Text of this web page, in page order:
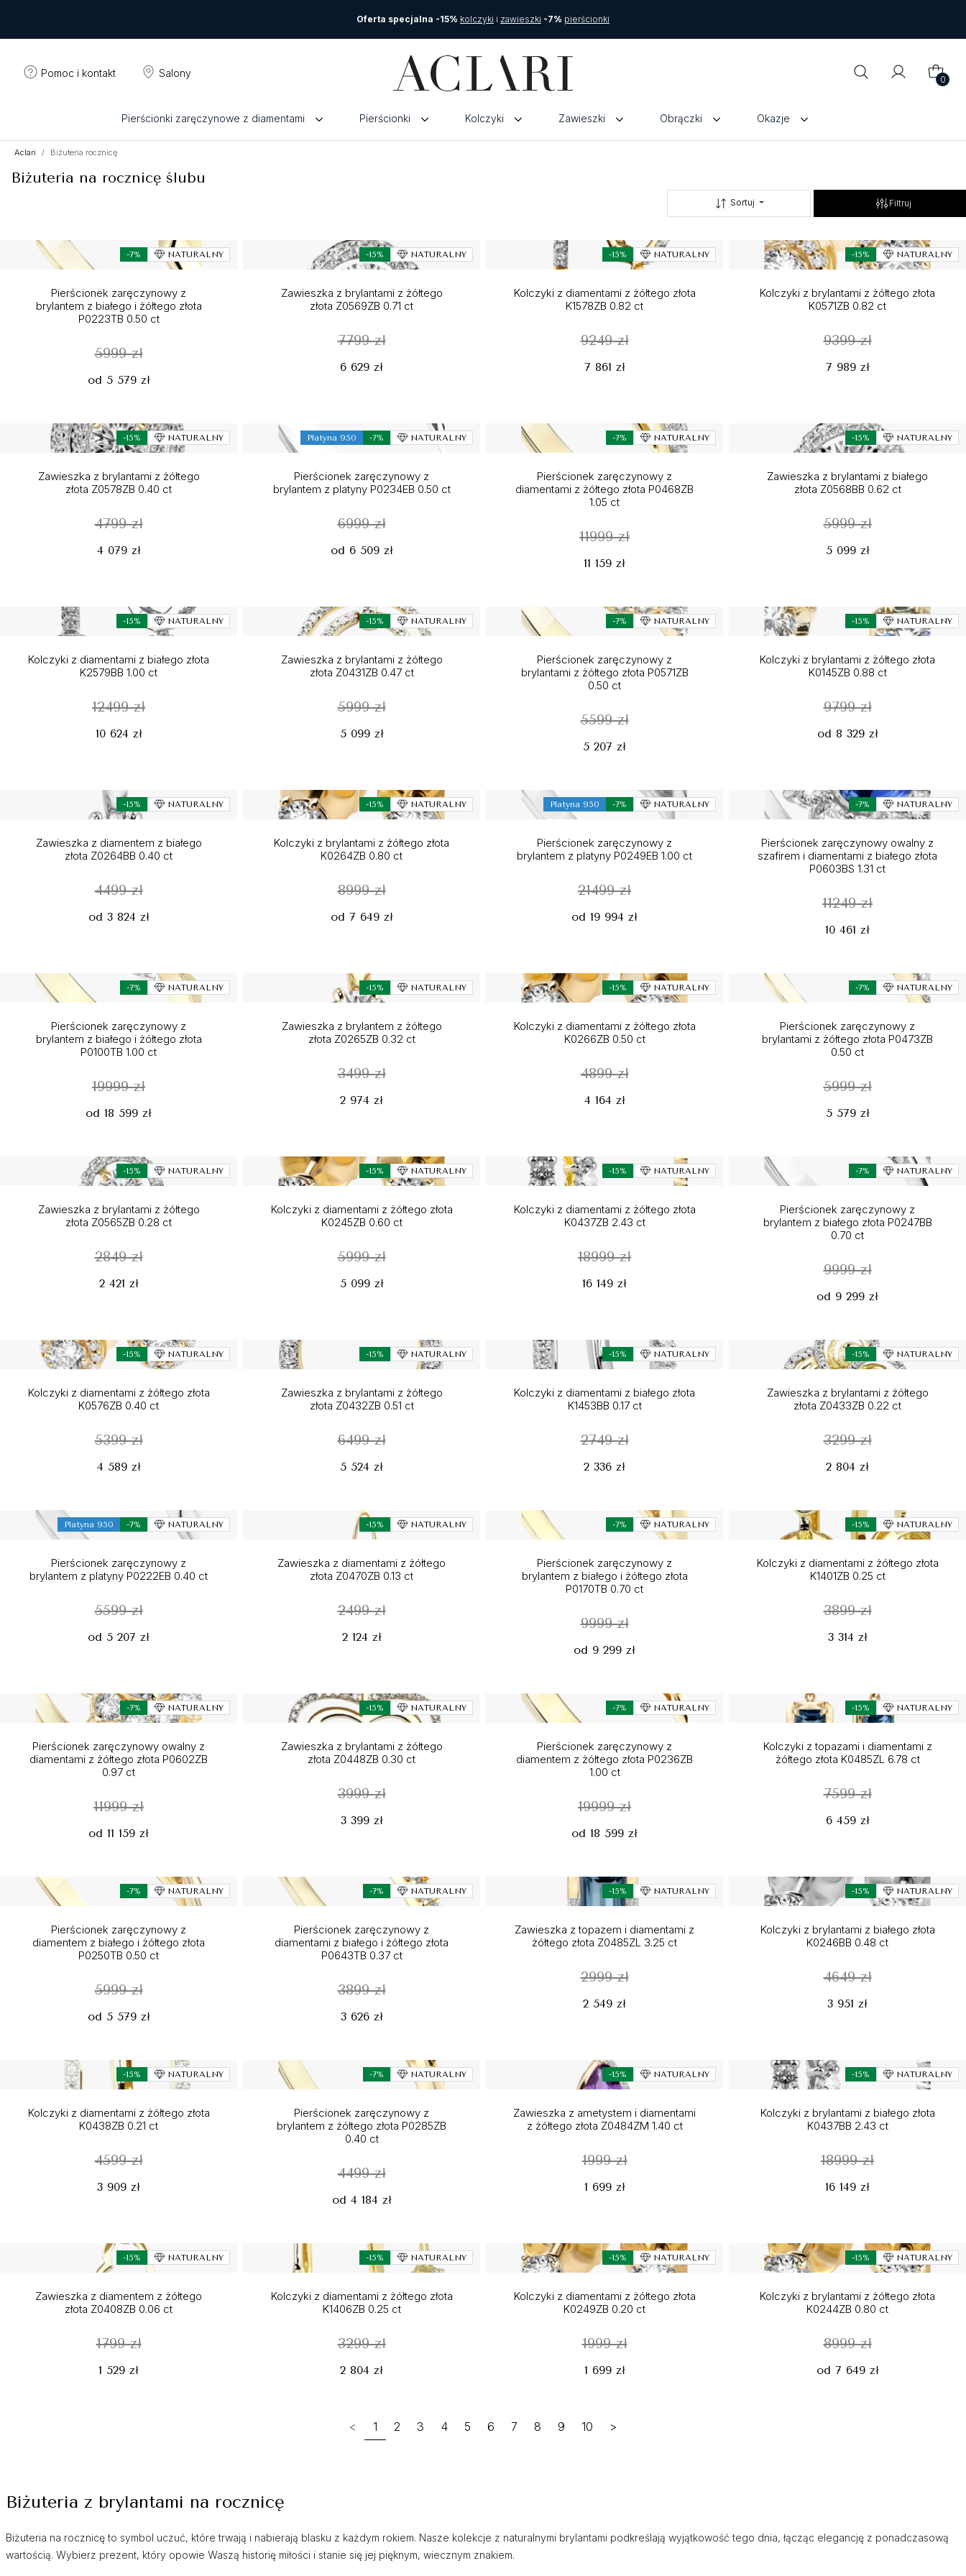
Oferta specjalna -15% kolczyki i zawieszki -7% pierścionki
Pomoc i kontakt Salony
0
Pierścionki zaręczynowe z diamentami Pierścionki Kolczyki Zawieszki Obrączki Okazje
Aclari Biżuteria rocznicę
Biżuteria na rocznicę ślubu
Sortuj Filtruj
-7% NATURALNY
Pierścionek zaręczynowy z
brylantem z białego i żółtego złota
P0223TB 0.50 ct
5999 zł
od 5 579 zł
-15% NATURALNY
Zawieszka z brylantami z żółtego
złota Z0569ZB 0.71 ct
7799 zł
6 629 zł
-15% NATURALNY
Kolczyki z diamentami z żółtego złota
K1578ZB 0.82 ct
9249 zł
7 861 zł
-15% NATURALNY
Kolczyki z brylantami z żółtego złota
K0571ZB 0.82 ct
9399 zł
7 989 zł
-15% NATURALNY
Zawieszka z brylantami z żółtego
złota Z0578ZB 0.40 ct
4799 zł
4 079 zł
Platyna 950 -7% NATURALNY
Pierścionek zaręczynowy z
brylantem z platyny P0234EB 0.50 ct
6999 zł
od 6 509 zł
-7% NATURALNY
Pierścionek zaręczynowy z
diamentami z żółtego złota P0468ZB
1.05 ct
11999 zł
11 159 zł
-15% NATURALNY
Zawieszka z brylantami z białego
złota Z0568BB 0.62 ct
5999 zł
5 099 zł
-15% NATURALNY
Kolczyki z diamentami z białego złota
K2579BB 1.00 ct
12499 zł
10 624 zł
-15% NATURALNY
Zawieszka z brylantami z żółtego
złota Z0431ZB 0.47 ct
5999 zł
5 099 zł
-7% NATURALNY
Pierścionek zaręczynowy z
brylantami z żółtego złota P0571ZB
0.50 ct
5599 zł
5 207 zł
-15% NATURALNY
Kolczyki z brylantami z żółtego złota
K0145ZB 0.88 ct
9799 zł
od 8 329 zł
-15% NATURALNY
Zawieszka z diamentem z białego
złota Z0264BB 0.40 ct
4499 zł
od 3 824 zł
-15% NATURALNY
Kolczyki z brylantami z żółtego złota
K0264ZB 0.80 ct
8999 zł
od 7 649 zł
Platyna 950 -7% NATURALNY
Pierścionek zaręczynowy z
brylantem z platyny P0249EB 1.00 ct
21499 zł
od 19 994 zł
-7% NATURALNY
Pierścionek zaręczynowy owalny z
szafirem i diamentami z białego złota
P0603BS 1.31 ct
11249 zł
10 461 zł
-7% NATURALNY
Pierścionek zaręczynowy z
brylantem z białego i żółtego złota
P0100TB 1.00 ct
19999 zł
od 18 599 zł
-15% NATURALNY
Zawieszka z brylantem z żółtego
złota Z0265ZB 0.32 ct
3499 zł
2 974 zł
-15% NATURALNY
Kolczyki z diamentami z żółtego złota
K0266ZB 0.50 ct
4899 zł
4 164 zł
-7% NATURALNY
Pierścionek zaręczynowy z
brylantami z żółtego złota P0473ZB
0.50 ct
5999 zł
5 579 zł
-15% NATURALNY
Zawieszka z brylantami z żółtego
złota Z0565ZB 0.28 ct
2849 zł
2 421 zł
-15% NATURALNY
Kolczyki z diamentami z żółtego złota
K0245ZB 0.60 ct
5999 zł
5 099 zł
-15% NATURALNY
Kolczyki z diamentami z żółtego złota
K0437ZB 2.43 ct
18999 zł
16 149 zł
-7% NATURALNY
Pierścionek zaręczynowy z
brylantem z białego złota P0247BB
0.70 ct
9999 zł
od 9 299 zł
-15% NATURALNY
Kolczyki z diamentami z żółtego złota
K0576ZB 0.40 ct
5399 zł
4 589 zł
-15% NATURALNY
Zawieszka z brylantami z żółtego
złota Z0432ZB 0.51 ct
6499 zł
5 524 zł
-15% NATURALNY
Kolczyki z diamentami z białego złota
K1453BB 0.17 ct
2749 zł
2 336 zł
-15% NATURALNY
Zawieszka z brylantami z żółtego
złota Z0433ZB 0.22 ct
3299 zł
2 804 zł
Platyna 950 -7% NATURALNY
Pierścionek zaręczynowy z
brylantem z platyny P0222EB 0.40 ct
5599 zł
od 5 207 zł
-15% NATURALNY
Zawieszka z diamentami z żółtego
złota Z0470ZB 0.13 ct
2499 zł
2 124 zł
-7% NATURALNY
Pierścionek zaręczynowy z
brylantem z białego i żółtego złota
P0170TB 0.70 ct
9999 zł
od 9 299 zł
-15% NATURALNY
Kolczyki z diamentami z żółtego złota
K1401ZB 0.25 ct
3899 zł
3 314 zł
-7% NATURALNY
Pierścionek zaręczynowy owalny z
diamentami z żółtego złota P0602ZB
0.97 ct
11999 zł
od 11 159 zł
-15% NATURALNY
Zawieszka z brylantami z żółtego
złota Z0448ZB 0.30 ct
3999 zł
3 399 zł
-7% NATURALNY
Pierścionek zaręczynowy z
diamentem z żółtego złota P0236ZB
1.00 ct
19999 zł
od 18 599 zł
-15% NATURALNY
Kolczyki z topazami i diamentami z
żółtego złota K0485ZL 6.78 ct
7599 zł
6 459 zł
-7% NATURALNY
Pierścionek zaręczynowy z
diamentem z białego i żółtego złota
P0250TB 0.50 ct
5999 zł
od 5 579 zł
-7% NATURALNY
Pierścionek zaręczynowy z
diamentami z białego i żółtego złota
P0643TB 0.37 ct
3899 zł
3 626 zł
-15% NATURALNY
Zawieszka z topazem i diamentami z
żółtego złota Z0485ZL 3.25 ct
2999 zł
2 549 zł
-15% NATURALNY
Kolczyki z brylantami z białego złota
K0246BB 0.48 ct
4649 zł
3 951 zł
-15% NATURALNY
Kolczyki z diamentami z żółtego złota
K0438ZB 0.21 ct
4599 zł
3 909 zł
-7% NATURALNY
Pierścionek zaręczynowy z
brylantem z żółtego złota P0285ZB
0.40 ct
4499 zł
od 4 184 zł
-15% NATURALNY
Zawieszka z ametystem i diamentami
z żółtego złota Z0484ZM 1.40 ct
1999 zł
1 699 zł
-15% NATURALNY
Kolczyki z brylantami z białego złota
K0437BB 2.43 ct
18999 zł
16 149 zł
-15% NATURALNY
Zawieszka z diamentem z żółtego
złota Z0408ZB 0.06 ct
1799 zł
1 529 zł
-15% NATURALNY
Kolczyki z diamentami z żółtego złota
K1406ZB 0.25 ct
3299 zł
2 804 zł
-15% NATURALNY
Kolczyki z diamentami z żółtego złota
K0249ZB 0.20 ct
1999 zł
1 699 zł
-15% NATURALNY
Kolczyki z brylantami z żółtego złota
K0244ZB 0.80 ct
8999 zł
od 7 649 zł
< 1 2 3 4 5 6 7 8 9 10 >
Biżuteria z brylantami na rocznicę
Biżuteria na rocznicę to symbol uczuć, które trwają i nabierają blasku z każdym rokiem. Nasze kolekcje z naturalnymi brylantami podkreślają wyjątkowość tego dnia, łącząc elegancję z ponadczasową
wartością. Wybierz prezent, który opowie Waszą historię miłości i stanie się jej pięknym, wiecznym znakiem.